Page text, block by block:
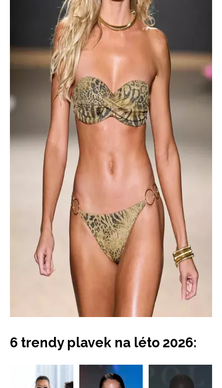
NEWSLETTER
Přihlášením k newsletteru souhlasíte s
Obchodními
6 trendy plavek na léto 2026: